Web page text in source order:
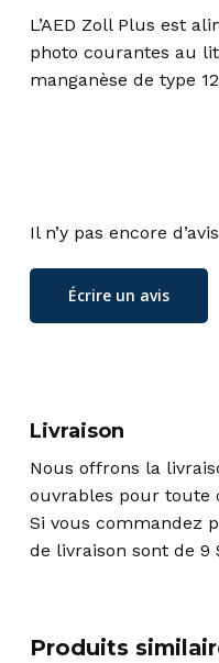
L’AED Zoll Plus est
photo courantes au
manganèse de type
Il n’y pas encore
Écrire un avis
Livraison
Nous offrons la
ouvrables pour toute
Si vous commandez
de livraison sont de 9
Produits